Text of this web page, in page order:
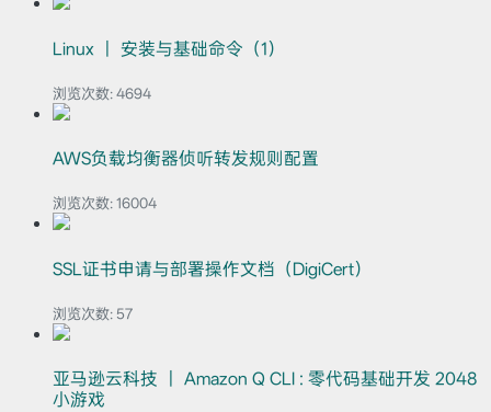
Linux ｜ 安装与基础命令（1）
浏览次数: 4694
AWS负载均衡器侦听转发规则配置
浏览次数: 16004
SSL证书申请与部署操作文档（DigiCert）
浏览次数: 57
亚马逊云科技 ｜ Amazon Q CLI : 零代码基础开发 2048
小游戏